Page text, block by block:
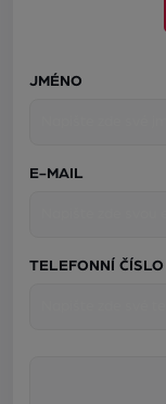
JMÉNO
E-MAIL
TELEFONNÍ ČÍSLO